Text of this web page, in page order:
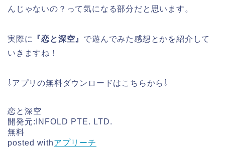
んじゃないの？って気になる部分だと思います。
実際に 『恋と深空』 で遊んでみた感想とかを紹介して
いきますね！
⇩アプリの無料ダウンロードはこちらから⇩
恋と深空
開発元: INFOLD PTE. LTD.
無料
posted withアプリーチ